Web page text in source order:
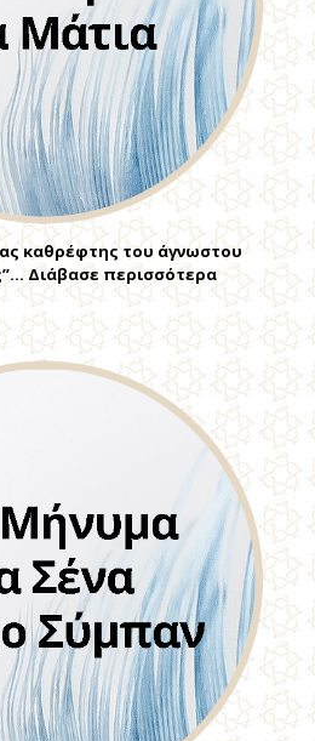
καθρέφτης του άγνωστου
Διάβασε περισσότερα